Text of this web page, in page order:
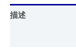
描述